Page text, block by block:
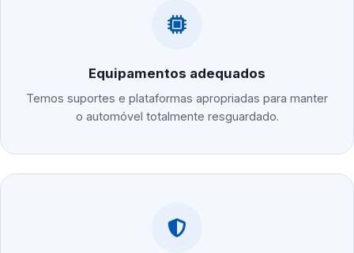
Equipamentos adequados
Temos suportes e plataformas apropriadas para manter
o automóvel totalmente resguardado.